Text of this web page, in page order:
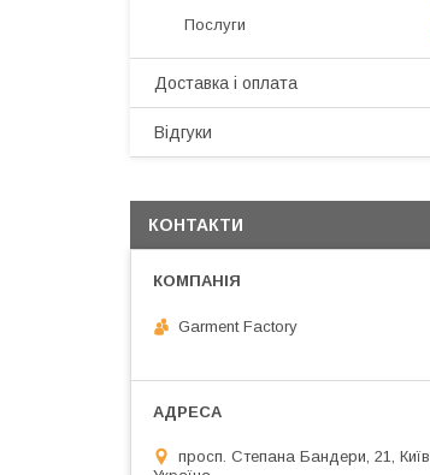
Послуги
Доставка і оплата
Відгуки
КОНТАКТИ
Garment Factory
просп. Степана Бандери, 21, Київ,